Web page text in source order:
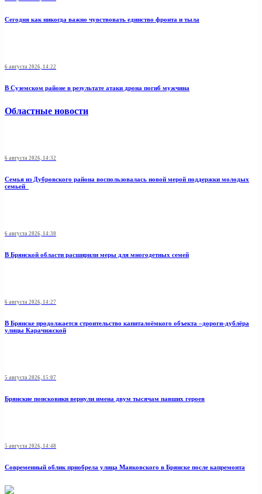
Сегодня как никогда важно чувствовать единство фронта и тыла
6 августа 2026, 14:22
В Суземском районе в результате атаки дрона погиб мужчина
Областные новости
6 августа 2026, 14:32
Семья из Дубровского района воспользовалась новой мерой поддержки молодых
семьей
6 августа 2026, 14:30
В Брянской области расширили меры для многодетных семей
6 августа 2026, 14:27
В Брянске продолжается строительство капиталоёмкого объекта –дороги-дублёра
улицы Карачижской
5 августа 2026, 15:07
Брянские поисковики вернули имена двум тысячам павших героев
5 августа 2026, 14:48
Современный облик приобрела улица Маяковского в Брянске после капремонта